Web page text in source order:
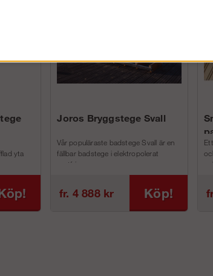
yta
Joros Bryggstege Svall
Vår populäraste badstege Svall är en
fällbar badstege i elektropolerat
rostfri...
fr. 4 888 kr Köp!